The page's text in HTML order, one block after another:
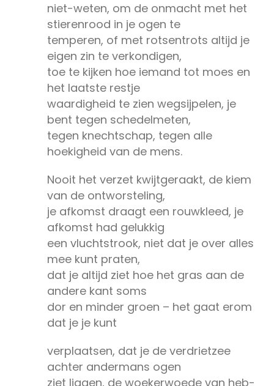
niet-weten, om de onmacht met het
stierenrood in je ogen te
temperen, of met rotsentrots altijd je
eigen zin te verkondigen,
toe te kijken hoe iemand tot moes en
het laatste restje
waardigheid te zien wegsijpelen, je
bent tegen schedelmeten,
tegen knechtschap, tegen alle
hoekigheid van de mens.
Nooit het verzet kwijtgeraakt, de kiem
van de ontworsteling,
je afkomst draagt een rouwkleed, je
afkomst had gelukkig
een vluchtstrook, niet dat je over alles
mee kunt praten,
dat je altijd ziet hoe het gras aan de
andere kant soms
dor en minder groen – het gaat erom
dat je je kunt
verplaatsen, dat je de verdrietzee
achter andermans ogen
ziet liggen, de woekerwoede van heb-